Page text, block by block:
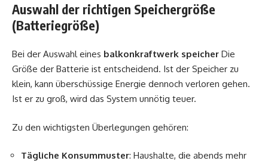
Auswahl der richtigen Speichergröße
(Batteriegröße)
Bei der Auswahl eines balkonkraftwerk speicher Die
Größe der Batterie ist entscheidend. Ist der Speicher zu
klein, kann überschüssige Energie dennoch verloren gehen.
Ist er zu groß, wird das System unnötig teuer.
Zu den wichtigsten Überlegungen gehören:
Tägliche Konsummuster: Haushalte, die abends mehr